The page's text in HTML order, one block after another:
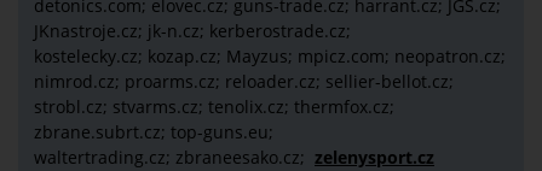
detonics.com; elovec.cz; guns-trade.cz; harrant.cz; JGS.cz;
JKnastroje.cz; jk-n.cz; kerberostrade.cz;
kostelecky.cz; kozap.cz; Mayzus; mpicz.com; neopatron.cz;
nimrod.cz; proarms.cz; reloader.cz; sellier-bellot.cz;
strobl.cz; stvarms.cz; tenolix.cz; thermfox.cz;
zbrane.subrt.cz; top-guns.eu;
waltertrading.cz; zbraneesako.cz; zelenysport.cz